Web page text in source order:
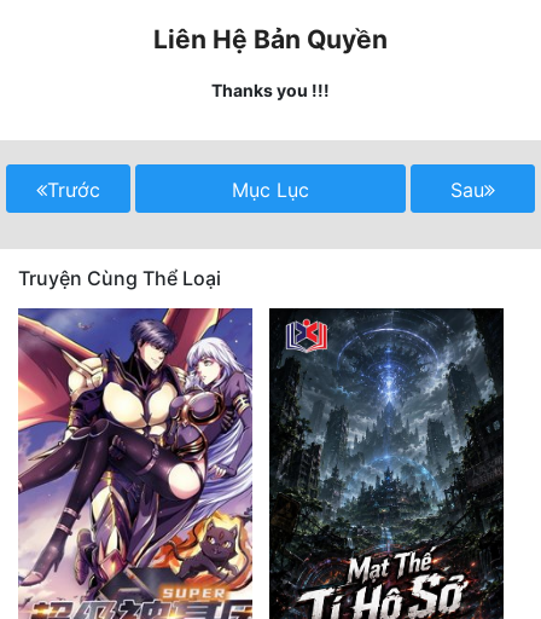
Sảng Văn
Sắc
Thanh Xuân
Tiên Hiệp
Tiểu Thuyết
Trinh Thám
Triều Đấu
Trùng Sinh
Trọng Sinh
Liên Hệ Bản Quyền
Thanks you !!!
Trước Mục Lục Sau
Truyện Cùng Thể Loại